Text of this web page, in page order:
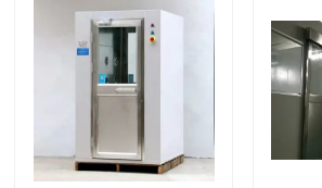
Controllo di qualità
Contattici